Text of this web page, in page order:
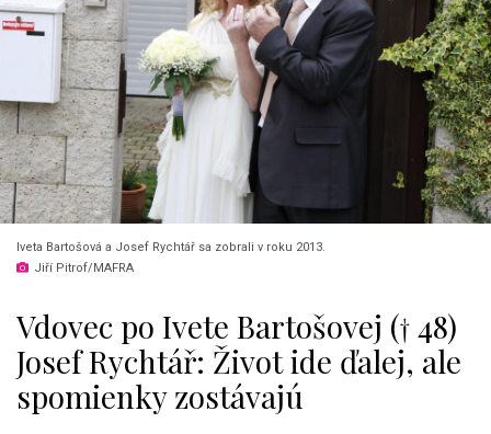
Iveta Bartošová a Josef Rychtář sa zobrali v roku 2013.
Jiří Pitrof/MAFRA
Vdovec po Ivete Bartošovej († 48)
Josef Rychtář: Život ide ďalej, ale
spomienky zostávajú